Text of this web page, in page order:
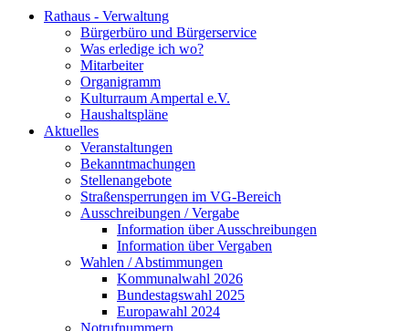
Rathaus - Verwaltung
Bürgerbüro und Bürgerservice
Was erledige ich wo?
Mitarbeiter
Organigramm
Kulturraum Ampertal e.V.
Haushaltspläne
Aktuelles
Veranstaltungen
Bekanntmachungen
Stellenangebote
Straßensperrungen im VG-Bereich
Ausschreibungen / Vergabe
Information über Ausschreibungen
Information über Vergaben
Wahlen / Abstimmungen
Kommunalwahl 2026
Bundestagswahl 2025
Europawahl 2024
Notrufnummern